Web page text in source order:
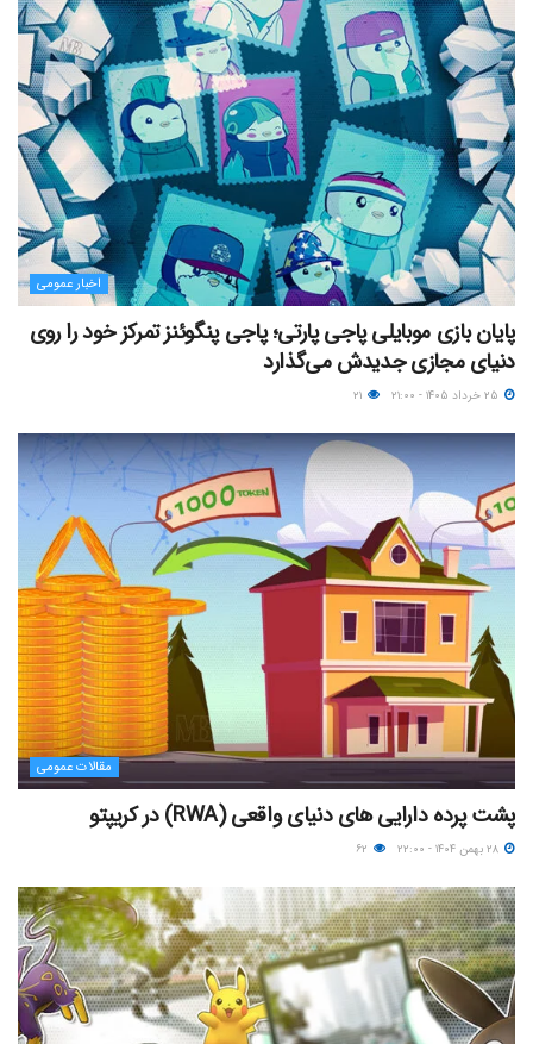
اخبار عمومی
پایان بازی موبایلی پاجی پارتی؛ پاجی پنگوئنز تمرکز خود را روی
دنیای مجازی جدیدش می‌گذارد
مقالات عمومی
پشت پرده دارایی های دنیای واقعی (RWA) در کریپتو